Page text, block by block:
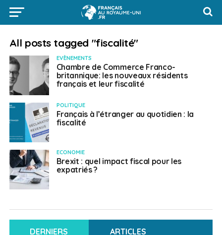
All posts tagged "fiscalité"
EVÈNEMENTS
Chambre de Commerce Franco-
britannique: les nouveaux résidents
français et leur fiscalité
POLITIQUE
Français à l’étranger au quotidien : la
fiscalité
ECONOMIE
Brexit : quel impact fiscal pour les
expatriés ?
DERNIERS
ARTICLES